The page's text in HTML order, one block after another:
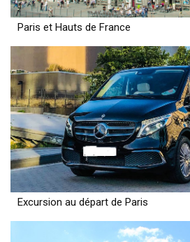
Paris et Hauts de France
Excursion au départ de Paris